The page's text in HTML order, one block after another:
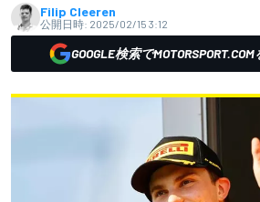
Filip Cleeren
公開日時: 2025/02/15 3:12
GOOGLE検索で